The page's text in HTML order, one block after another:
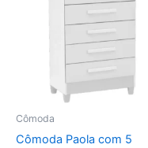
Cômoda
Cômoda Paola com 5